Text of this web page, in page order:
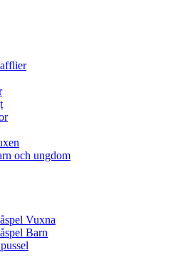
och ungdom
Vuxna
Barn